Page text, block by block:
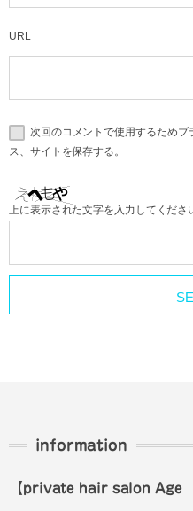
URL
次回のコメントで使用するため
ス、サイトを保存する。
上に表示された文字を入力してくださ
information
【private hair salon Age